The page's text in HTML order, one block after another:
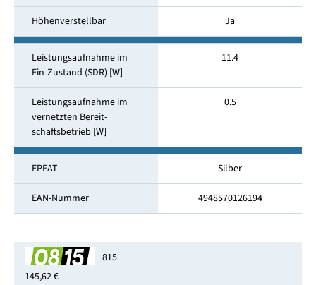
Höhenverstellbar Ja
Leistungsaufnahme im
Ein-Zustand (SDR) [W]
11.4
Leistungsaufnahme im
vernetzten Bereit­
schaftsbetrieb [W]
0.5
EPEAT Silber
EAN-Nummer 4948570126194
815
145,62 €